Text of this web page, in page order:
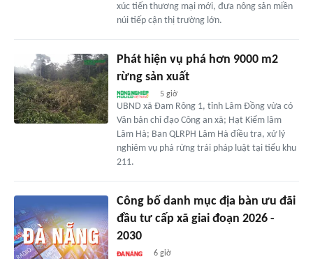
xúc tiến thương mại mới, đưa nông sản miền
núi tiếp cận thị trường lớn.
Phát hiện vụ phá hơn 9000 m2
rừng sản xuất
5 giờ
UBND xã Đam Rông 1, tỉnh Lâm Đồng vừa có
Văn bản chỉ đạo Công an xã; Hạt Kiểm lâm
Lâm Hà; Ban QLRPH Lâm Hà điều tra, xử lý
nghiêm vụ phá rừng trái pháp luật tại tiểu khu
211.
Công bố danh mục địa bàn ưu đãi
đầu tư cấp xã giai đoạn 2026 -
2030
6 giờ